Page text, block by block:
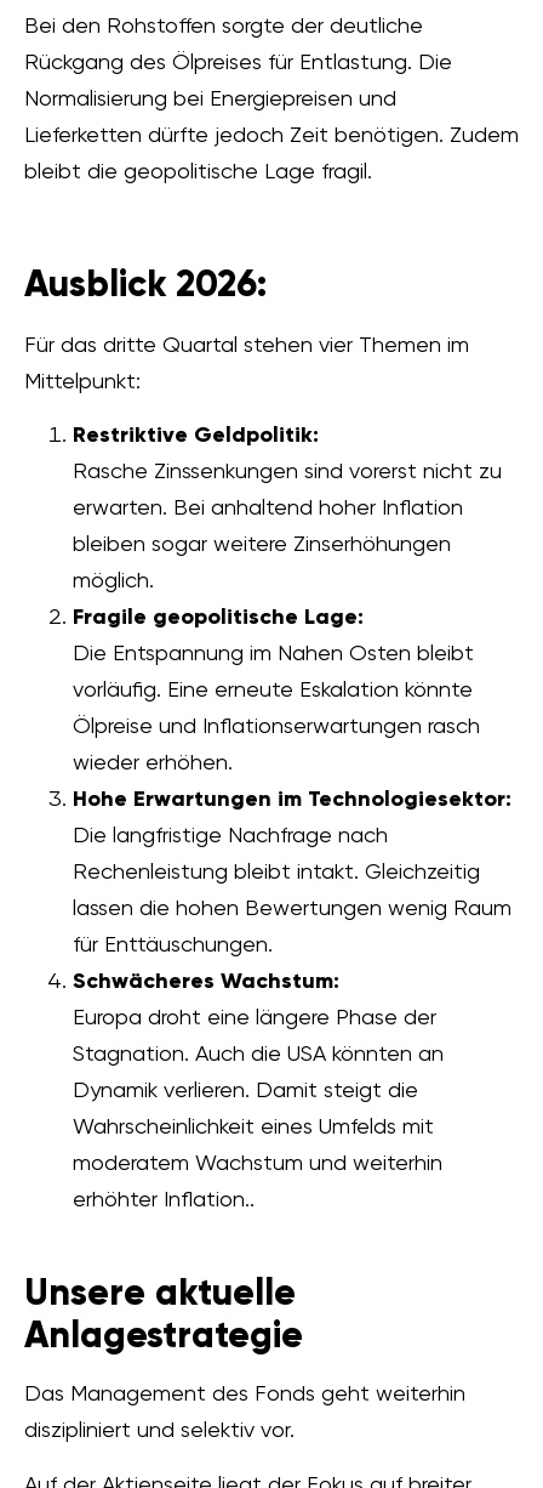
Bei den Rohstoffen sorgte der deutliche
Rückgang des Ölpreises für Entlastung. Die
Normalisierung bei Energiepreisen und
Lieferketten dürfte jedoch Zeit benötigen. Zudem
bleibt die geopolitische Lage fragil.
Ausblick 2026:
Für das dritte Quartal stehen vier Themen im
Mittelpunkt:
Restriktive Geldpolitik:
Rasche Zinssenkungen sind vorerst nicht zu
erwarten. Bei anhaltend hoher Inflation
bleiben sogar weitere Zinserhöhungen
möglich.
Fragile geopolitische Lage:
Die Entspannung im Nahen Osten bleibt
vorläufig. Eine erneute Eskalation könnte
Ölpreise und Inflationserwartungen rasch
wieder erhöhen.
Hohe Erwartungen im Technologiesektor:
Die langfristige Nachfrage nach
Rechenleistung bleibt intakt. Gleichzeitig
lassen die hohen Bewertungen wenig Raum
für Enttäuschungen.
Schwächeres Wachstum:
Europa droht eine längere Phase der
Stagnation. Auch die USA könnten an
Dynamik verlieren. Damit steigt die
Wahrscheinlichkeit eines Umfelds mit
moderatem Wachstum und weiterhin
erhöhter Inflation..
Unsere aktuelle
Anlagestrategie
Das Management des Fonds geht weiterhin
diszipliniert und selektiv vor.